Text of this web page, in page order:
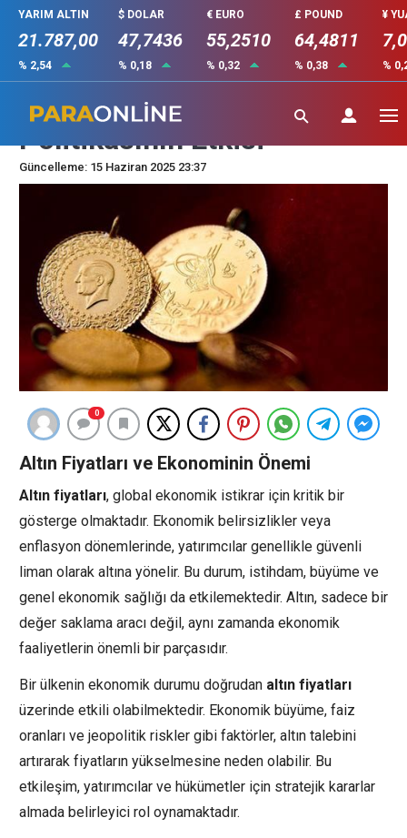
YARIM ALTIN
21.787,00
% 2,54
$ DOLAR
47,7436
% 0,18
€ EURO
55,2510
% 0,32
£ POUND
64,4811
% 0,38
¥
%
Altın Fiyatları ve Ekonomi
Politikasının Etkisi
Güncelleme: 15 Haziran 2025 23:37
0
Altın Fiyatları ve Ekonominin Önemi
Altın fiyatları, global ekonomik istikrar için kritik bir
gösterge olmaktadır. Ekonomik belirsizlikler veya
enflasyon dönemlerinde, yatırımcılar genellikle güvenli
liman olarak altına yönelir. Bu durum, istihdam, büyüme ve
genel ekonomik sağlığı da etkilemektedir. Altın, sadece bir
değer saklama aracı değil, aynı zamanda ekonomik
faaliyetlerin önemli bir parçasıdır.
Bir ülkenin ekonomik durumu doğrudan altın fiyatları
üzerinde etkili olabilmektedir. Ekonomik büyüme, faiz
oranları ve jeopolitik riskler gibi faktörler, altın talebini
artırarak fiyatların yükselmesine neden olabilir. Bu
etkileşim, yatırımcılar ve hükümetler için stratejik kararlar
almada belirleyici rol oynamaktadır.